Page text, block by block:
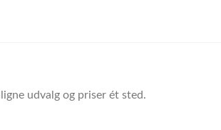
udvalg og priser ét sted.